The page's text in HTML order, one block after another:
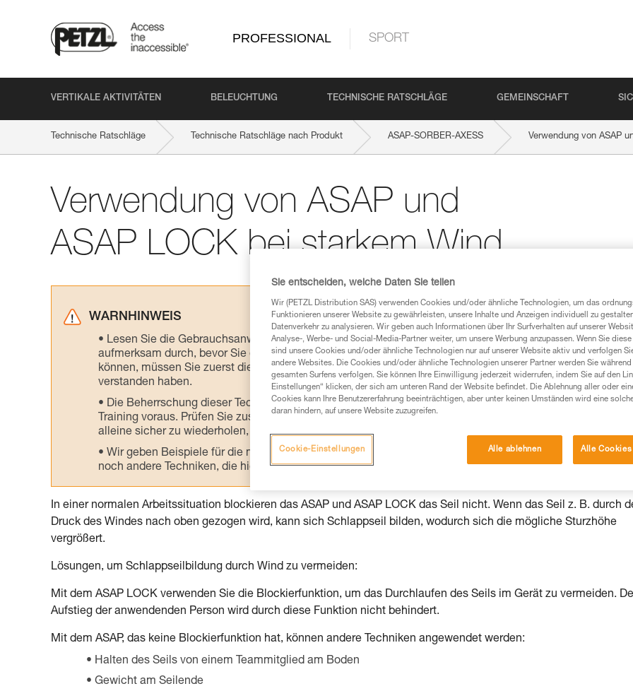
PROFESSIONAL SPORT
VERTIKALE AKTIVITÄTEN BELEUCHTUNG TECHNISCHE RATSCHLÄGE GEMEINSCHAFT
Technische Ratschläge Technische Ratschläge nach Produkt ASAP-SORBER-AXESS Verwendung von ASAP
Verwendung von ASAP und
ASAP LOCK bei starkem Wind
WARNHINWEIS
Lesen Sie die Gebrauchsanweisungen der Produkte, um die es in diesem Tech Tipp geht,
aufmerksam durch, bevor Sie diesen zu Rate ziehen. Um diese Zusatzinformationen verstehen zu
können, müssen Sie zuerst die in der Gebrauchsanweisung enthaltenen Informationen richtig
verstanden haben.
Die Beherrschung dieser Techniken setzt eine entsprechende Ausbildung und ein spezielles
Training voraus. Prüfen Sie zusammen mit einem Profi, ob Sie in der Lage sind, den Vorgang
alleine sicher zu wiederholen, bevor Sie ihn eigenständig durchführen.
Wir geben Beispiele für die mit Ihrer Aktivität verbundenen Techniken. Möglicherweise gibt es
noch andere Techniken, die hier nicht beschrieben werden.
In einer normalen Arbeitssituation blockieren das ASAP und ASAP LOCK das Seil nicht. Wenn das Seil z. B. durch
Druck des Windes nach oben gezogen wird, kann sich Schlappseil bilden, wodurch sich die mögliche Sturzhöhe
vergrößert.
Lösungen, um Schlappseilbildung durch Wind zu vermeiden:
Mit dem ASAP LOCK verwenden Sie die Blockierfunktion, um das Durchlaufen des Seils im Gerät zu vermeiden.
Aufstieg der anwendenden Person wird durch diese Funktion nicht behindert.
Mit dem ASAP, das keine Blockierfunktion hat, können andere Techniken angewendet werden:
Halten des Seils von einem Teammitglied am Boden
Gewicht am Seilende
Sie entscheiden, welche Daten Sie teilen
Wir (PETZL Distribution SAS) verwenden Cookies und/oder ähnliche Technologien, um das
Funktionieren unserer Website zu gewährleisten, unsere Inhalte und Anzeigen individuell zu
Datenverkehr zu analysieren. Wir geben auch Informationen über Ihr Surfverhalten auf unserer
Analyse-, Werbe- und Social-Media-Partner weiter, um unsere Werbung anzupassen. Wenn Sie
sind unsere Cookies und/oder ähnliche Technologien nur auf unserer Website aktiv und verfolgen
andere Websites. Die Cookies und/oder ähnliche Technologien unserer Partner werden Sie während
gesamten Surfens verfolgen. Sie können Ihre Einwilligung jederzeit widerrufen, indem Sie auf den
Einstellungen“ klicken, der sich am unteren Rand der Website befindet. Die Ablehnung aller oder
Cookies kann Ihre Benutzererfahrung beeinträchtigen, aber unter keinen Umständen wird eine
daran hindern, auf unsere Website zuzugreifen.
Alle ablehnen Alle
Cookie-Einstellungen